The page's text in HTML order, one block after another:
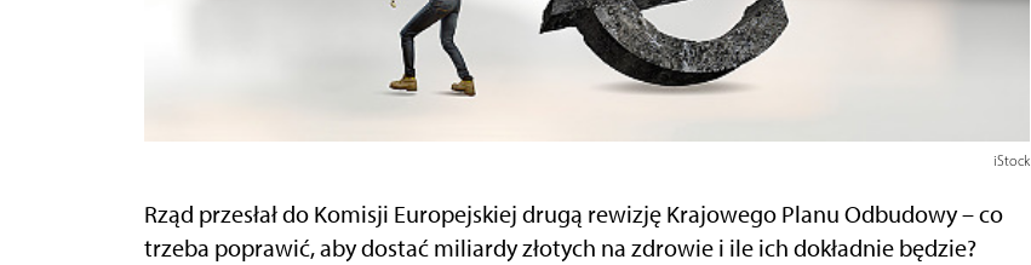
iStock
Rząd przesłał do Komisji Europejskiej drugą rewizję Krajowego Planu Odbudowy – co
trzeba poprawić, aby dostać miliardy złotych na zdrowie i ile ich dokładnie będzie?